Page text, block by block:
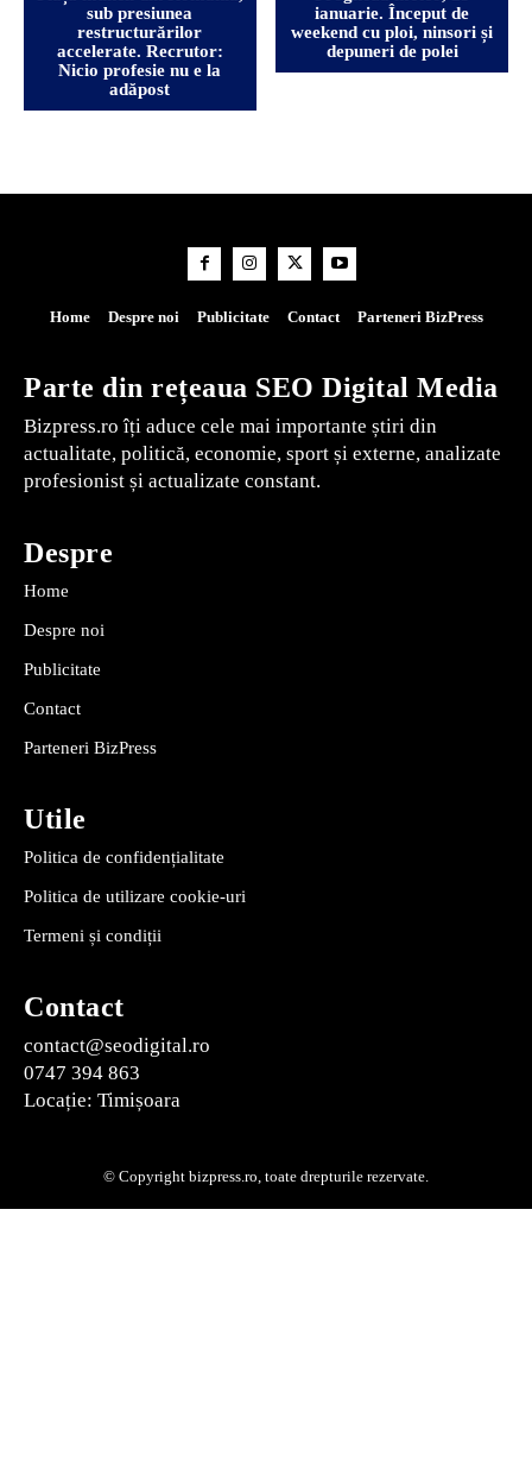
sub presiunea
restructurărilor
accelerate. Recrutor:
Nicio profesie nu e la
adăpost
ianuarie. Început de
weekend cu ploi, ninsori și
depuneri de polei
Home Despre noi Publicitate Contact Parteneri BizPress
Parte din rețeaua SEO Digital Media
Bizpress.ro îți aduce cele mai importante știri din
actualitate, politică, economie, sport și externe, analizate
profesionist și actualizate constant.
Despre
Home
Despre noi
Publicitate
Contact
Parteneri BizPress
Utile
Politica de confidențialitate
Politica de utilizare cookie-uri
Termeni și condiții
Contact
contact@seodigital.ro
0747 394 863
Locație: Timișoara
© Copyright bizpress.ro, toate drepturile rezervate.